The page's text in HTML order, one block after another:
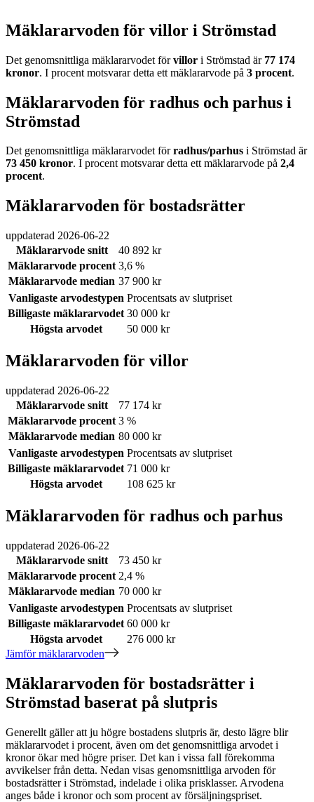
Mäklararvoden för villor i Strömstad
Det genomsnittliga mäklararvodet förvillor i Strömstad är 77 174
kronor. I procent motsvarar detta ett mäklararvode på 3 procent.
Mäklararvoden för radhus och parhus i
Strömstad
Det genomsnittliga mäklararvodet förradhus/parhus i Strömstad är
73 450 kronor. I procent motsvarar detta ett mäklararvode på 2,4
procent.
Mäklararvoden för bostadsrätter
uppdaterad 2026-06-22
Mäklararvode snitt
40 892 kr
Mäklararvode procent 3,6 %
Mäklararvode median 37 900 kr
Vanligaste arvodestypen Procentsats av slutpriset
Billigaste mäklararvodet 30 000 kr
Högsta arvodet
50 000 kr
Mäklararvoden för villor
uppdaterad 2026-06-22
Mäklararvode snitt
77 174 kr
Mäklararvode procent 3 %
Mäklararvode median 80 000 kr
Vanligaste arvodestypen Procentsats av slutpriset
Billigaste mäklararvodet 71 000 kr
Högsta arvodet
108 625 kr
Mäklararvoden för radhus och parhus
uppdaterad 2026-06-22
Mäklararvode snitt
73 450 kr
Mäklararvode procent 2,4 %
Mäklararvode median 70 000 kr
Vanligaste arvodestypen Procentsats av slutpriset
Billigaste mäklararvodet 60 000 kr
Högsta arvodet
276 000 kr
Jämför mäklararvoden
Mäklararvoden för bostadsrätter i
Strömstad baserat på slutpris
Generellt gäller att ju högre bostadens slutpris är, desto lägre blir
mäklararvodet i procent, även om det genomsnittliga arvodet i
kronor ökar med högre priser. Det kan i vissa fall förekomma
avvikelser från detta. Nedan visas genomsnittliga arvoden för
bostadsrätteri Strömstad, indelade i olika prisklasser. Arvodena
anges både i kronor och som procent av försäljningspriset.